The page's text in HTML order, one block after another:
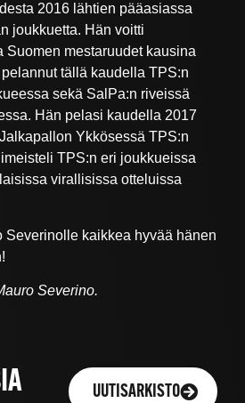
2016 lähtien pääasiassa
joukkuetta. Hän voitti
Suomen mestaruudet kausina
tällä kaudella TPS:n
sekä SalPa:n riveissä
Hän pelasi kaudella 2017
Ykkösessä TPS:n
TPS:n eri joukkueissa
virallisissa otteluissa
Severinolle kaikkea hyvää hänen
Severino.
UUTISARKISTO